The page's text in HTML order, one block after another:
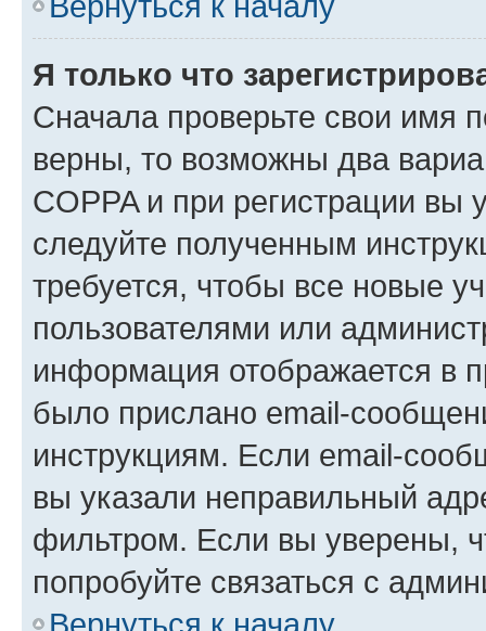
Я только что
Сначала проверьте свои имя
верны, то возможны два
COPPA и при регистрации вы
следуйте полученным
требуется, чтобы все новые
пользователями или
информация отображается в
было прислано email-
инструкциям. Если email-
вы указали неправильный
фильтром. Если вы уверены,
попробуйте связаться с
Вернуться к началу